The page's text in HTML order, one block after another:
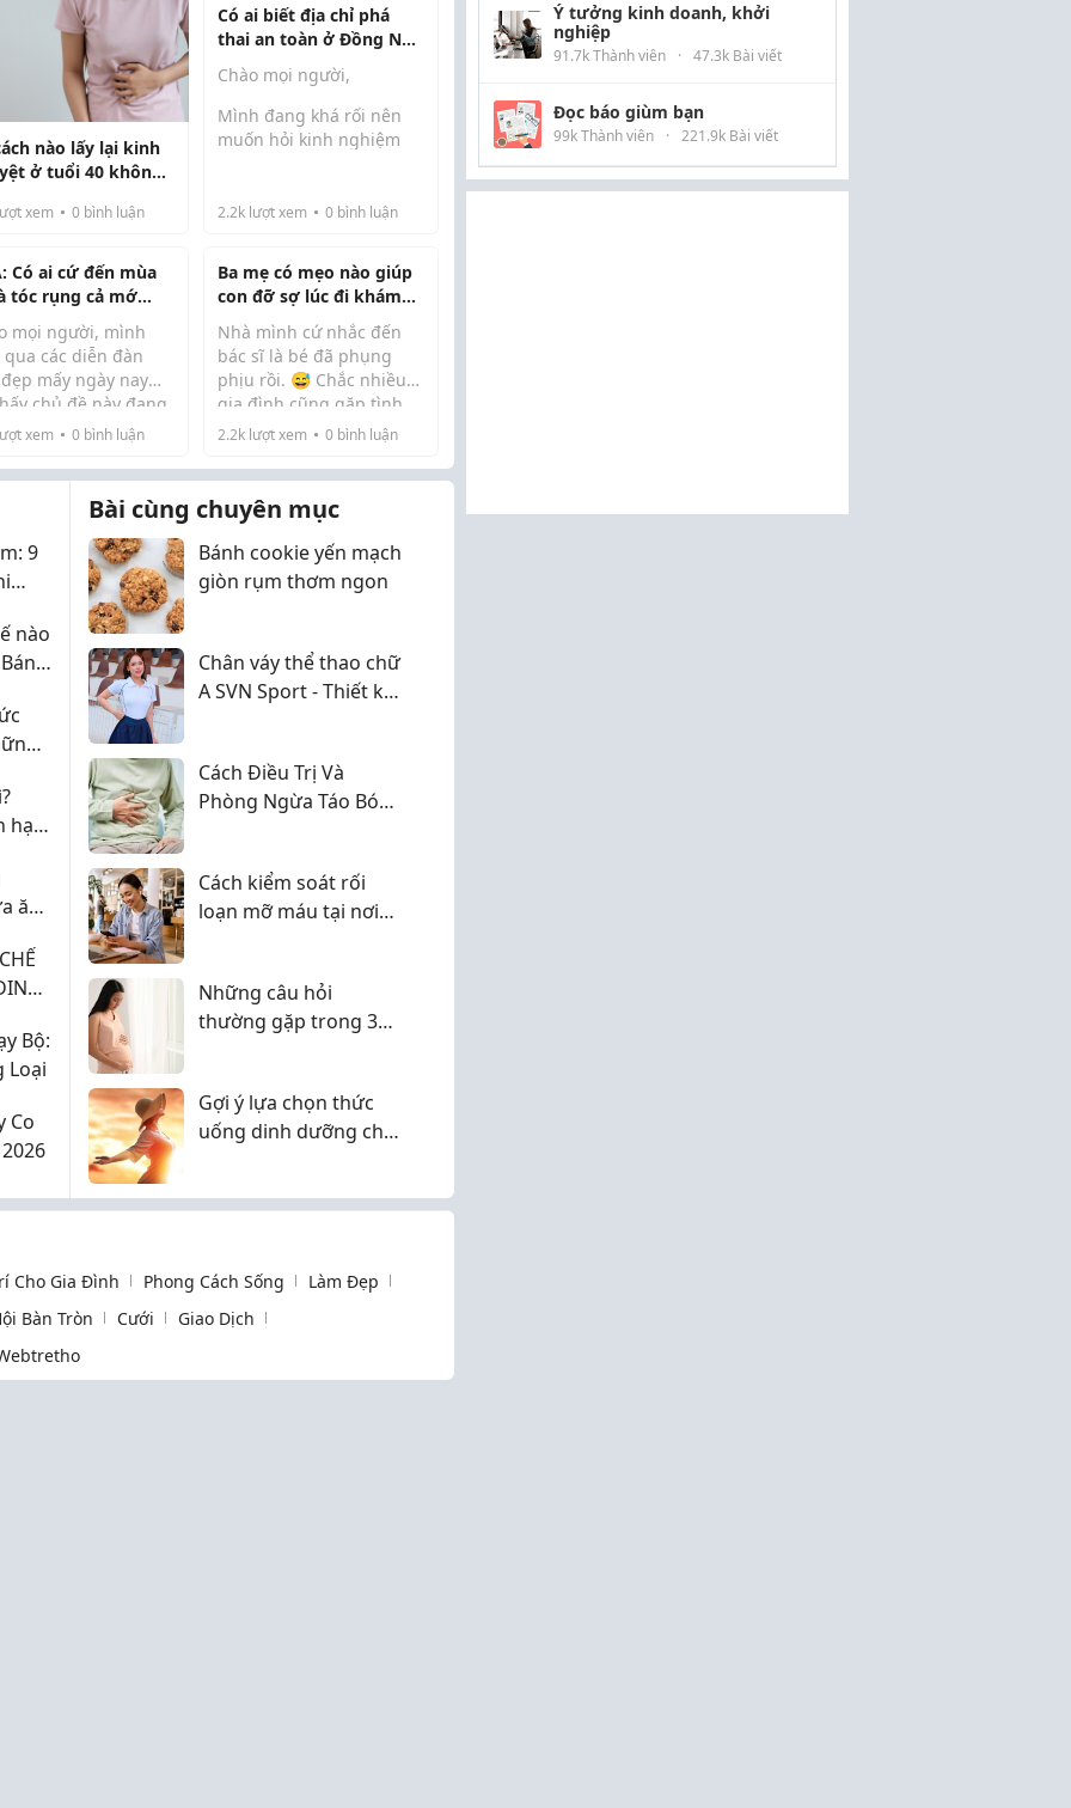
nào lấy lại kinh
ở tuổi 40 không
xem 0 bình luận
Có ai biết địa chỉ phá
thai an toàn ở Đồng Nai
không?
Chào mọi người,
Mình đang khá rối nên
muốn hỏi kinh nghiệm
mang thai ngoài ý muốn
điều kiện cá nhân nên
mình chưa thể giữ bé
được, ...
2.2klượt xem 0bình luận
Có ai cứ đến mùa
tóc rụng cả mớ
em không? Xin
đầu không rụng
mọi người, mình
các diễn đàn
mấy ngày nay
chủ đề này đang
sình sịch luôn. Mùa
ảnh:nắng gắt,
bụi, mồ hôi đầm
và kết quả là.....
xem 0 bình luận
Ba mẹ có mẹo nào giúp
con đỡ sợ lúc đi khám
không?
Nhà mình cứ nhắc đến
bác sĩ là bé đã phụng
phịu rồi. 😅 Chắc nhiều
gia đình cũng gặp tình
trạng giống vậy.
bác sĩ khám nhẹ nhàng
thì không gian cũng ảnh
tâm lý...
2.2klượt xem 0bình luận
9
nào
hạn
ăn
Bộ:
Loại
Co
Bài cùng chuyên mục
Bánh cookie yến mạch
giòn rụm thơm ngon
Chân váy thể thao chữ
A SVN Sport - Thiết kế
Cách Điều Trị Và
Phòng Ngừa Táo Bón
Cách kiểm soát rối
loạn mỡ máu tại nơi
Những câu hỏi
thường gặp trong 3
Gợi ý lựa chọn thức
uống dinh dưỡng cho
Cho Gia Đình Phong Cách Sống
Làm Đẹp
Bàn Tròn Cưới
Giao Dịch
Ý tưởng kinh doanh, khởi
nghiệp
91.7k Thành viên · 47.3k Bài viết
Đọc báo giùm bạn
99k Thành viên · 221.9k Bài viết